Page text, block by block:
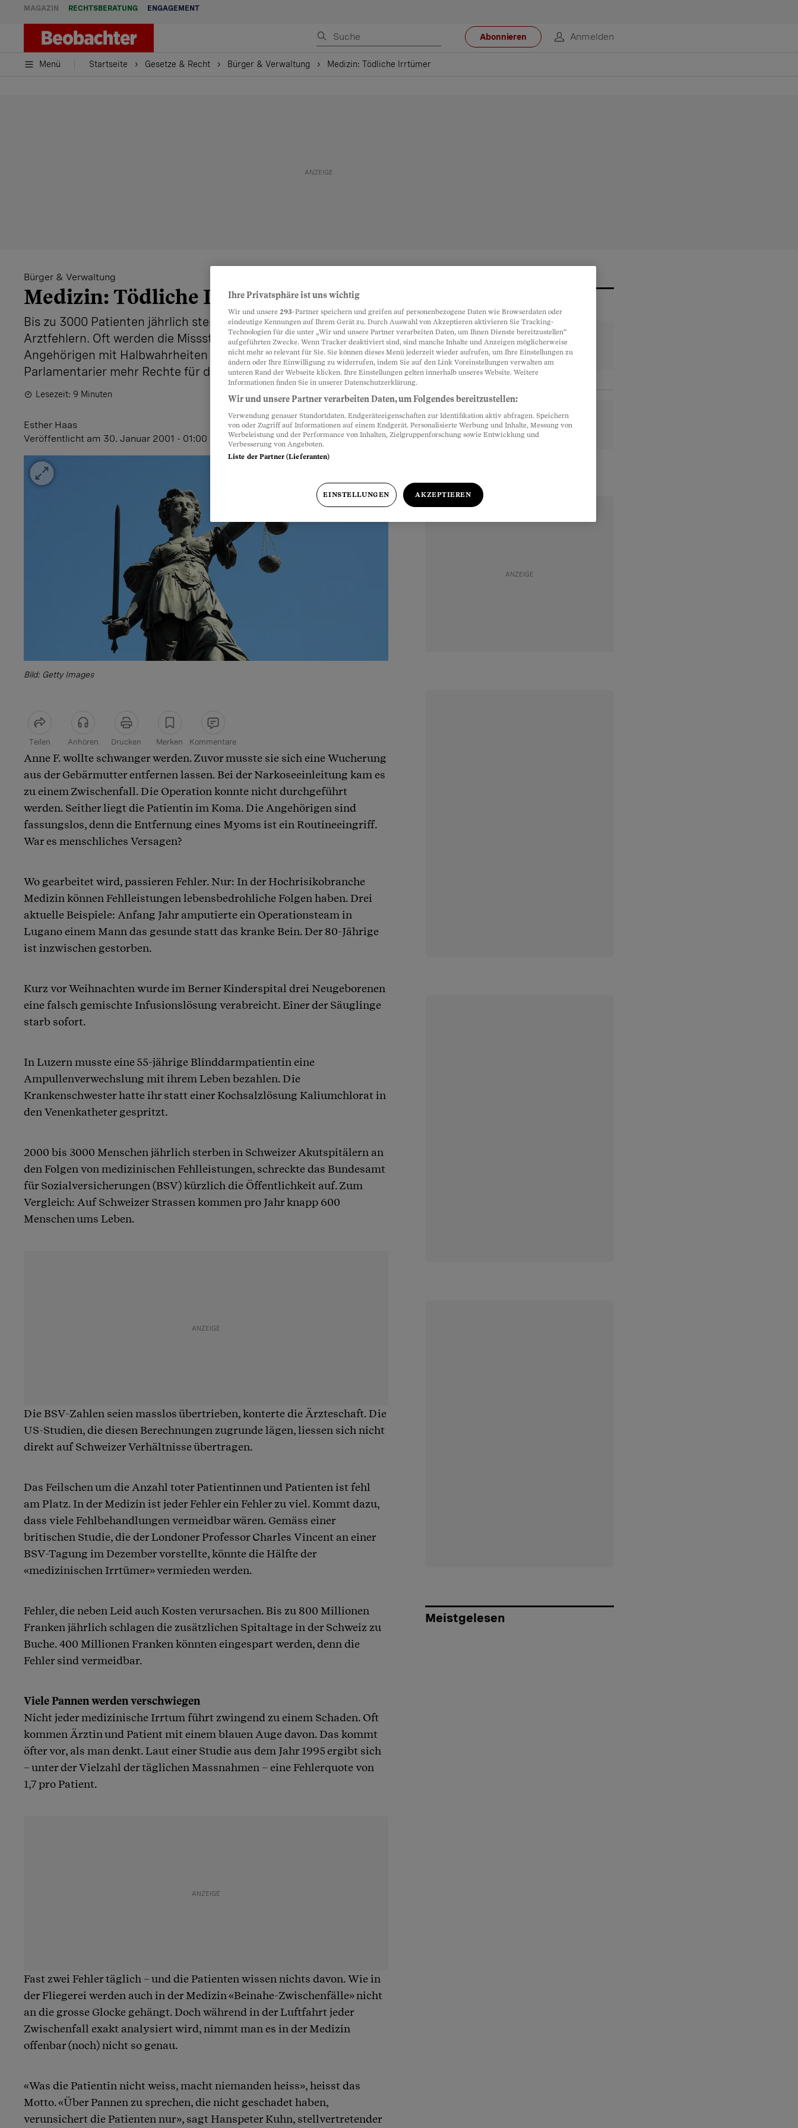
MAGAZIN RECHTSBERATUNG ENGAGEMENT
Abonnieren Anmelden
Menü Startseite Gesetze & Recht Bürger & Verwaltung Medizin: Tödliche Irrtümer
Bürger & Verwaltung
Medizin: Tödliche Irrtümer
Bis zu 3000 Patienten jährlich sterben an den Folgen von
Arztfehlern. Oft werden die Missstände vertuscht und die
Angehörigen mit Halbwahrheiten abgewimmelt. Jetzt fordern
Parlamentarier mehr Rechte für die Patienten.
Lesezeit: 9 Minuten
Esther Haas
Veröffentlicht am 30. Januar 2001 - 01:00 Uhr
Bild: Getty Images
Teilen Anhören Drucken Merken Kommentare
Artikel teilen
Anne F. wollte schwanger werden. Zuvor musste sie sich eine Wucherung
aus der Gebärmutter entfernen lassen. Bei der Narkoseeinleitung kam es
zu einem Zwischenfall. Die Operation konnte nicht durchgeführt
werden. Seither liegt die Patientin im Koma. Die Angehörigen sind
fassungslos, denn die Entfernung eines Myoms ist ein Routineeingriff.
War es menschliches Versagen?
Wo gearbeitet wird, passieren Fehler. Nur: In der Hochrisikobranche
Medizin können Fehlleistungen lebensbedrohliche Folgen haben. Drei
aktuelle Beispiele: Anfang Jahr amputierte ein Operationsteam in
Lugano einem Mann das gesunde statt das kranke Bein. Der 80-Jährige
ist inzwischen gestorben.
Kurz vor Weihnachten wurde im Berner Kinderspital drei Neugeborenen
eine falsch gemischte Infusionslösung verabreicht. Einer der Säuglinge
starb sofort.
In Luzern musste eine 55-jährige Blinddarmpatientin eine
Ampullenverwechslung mit ihrem Leben bezahlen. Die
Krankenschwester hatte ihr statt einer Kochsalzlösung Kaliumchlorat in
den Venenkatheter gespritzt.
2000 bis 3000 Menschen jährlich sterben in Schweizer Akutspitälern an
den Folgen von medizinischen Fehlleistungen, schreckte das Bundesamt
für Sozialversicherungen (BSV) kürzlich die Öffentlichkeit auf. Zum
Vergleich: Auf Schweizer Strassen kommen pro Jahr knapp 600
Menschen ums Leben.
Die BSV-Zahlen seien masslos übertrieben, konterte die Ärzteschaft. Die
US-Studien, die diesen Berechnungen zugrunde lägen, liessen sich nicht
direkt auf Schweizer Verhältnisse übertragen.
Das Feilschen um die Anzahl toter Patientinnen und Patienten ist fehl
am Platz. In der Medizin ist jeder Fehler ein Fehler zu viel. Kommt dazu,
dass viele Fehlbehandlungen vermeidbar wären. Gemäss einer
britischen Studie, die der Londoner Professor Charles Vincent an einer
BSV-Tagung im Dezember vorstellte, könnte die Hälfte der
«medizinischen Irrtümer» vermieden werden.
Fehler, die neben Leid auch Kosten verursachen. Bis zu 800 Millionen
Franken jährlich schlagen die zusätzlichen Spitaltage in der Schweiz zu
Buche. 400 Millionen Franken könnten eingespart werden, denn die
Fehler sind vermeidbar.
Viele Pannen werden verschwiegen
Nicht jeder medizinische Irrtum führt zwingend zu einem Schaden. Oft
kommen Ärztin und Patient mit einem blauen Auge davon. Das kommt
öfter vor, als man denkt. Laut einer Studie aus dem Jahr 1995 ergibt sich
– unter der Vielzahl der täglichen Massnahmen – eine Fehlerquote von
1,7 pro Patient.
Fast zwei Fehler täglich – und die Patienten wissen nichts davon. Wie in
der Fliegerei werden auch in der Medizin «Beinahe-Zwischenfälle» nicht
an die grosse Glocke gehängt. Doch während in der Luftfahrt jeder
Zwischenfall exakt analysiert wird, nimmt man es in der Medizin
offenbar (noch) nicht so genau.
«Was die Patientin nicht weiss, macht niemanden heiss», heisst das
Motto. «Über Pannen zu sprechen, die nicht geschadet haben,
verunsichert die Patienten nur», sagt Hanspeter Kuhn, stellvertretender
Meistgelesen
Ihre Privatsphäre ist uns wichtig
Wir und unsere 293-Partner speichern und greifen auf personenbezogene Daten wie Browserdaten oder
eindeutige Kennungen auf Ihrem Gerät zu. Durch Auswahl von Akzeptieren aktivieren Sie Tracking-
Technologien für die unter „Wir und unsere Partner verarbeiten Daten, um Ihnen Dienste bereitzustellen“
aufgeführten Zwecke. Wenn Tracker deaktiviert sind, sind manche Inhalte und Anzeigen möglicherweise
nicht mehr so relevant für Sie. Sie können dieses Menü jederzeit wieder aufrufen, um Ihre Einstellungen zu
ändern oder Ihre Einwilligung zu widerrufen, indem Sie auf den Link Voreinstellungen verwalten am
unteren Rand der Webseite klicken. Ihre Einstellungen gelten innerhalb unseres Website. Weitere
Informationen finden Sie in unserer Datenschutzerklärung.
Wir und unsere Partner verarbeiten Daten, um Folgendes bereitzustellen:
Verwendung genauer Standortdaten. Endgeräteeigenschaften zur Identifikation aktiv abfragen. Speichern
von oder Zugriff auf Informationen auf einem Endgerät. Personalisierte Werbung und Inhalte, Messung von
Werbeleistung und der Performance von Inhalten, Zielgruppenforschung sowie Entwicklung und
Verbesserung von Angeboten.
Liste der Partner (Lieferanten)
EINSTELLUNGEN AKZEPTIEREN